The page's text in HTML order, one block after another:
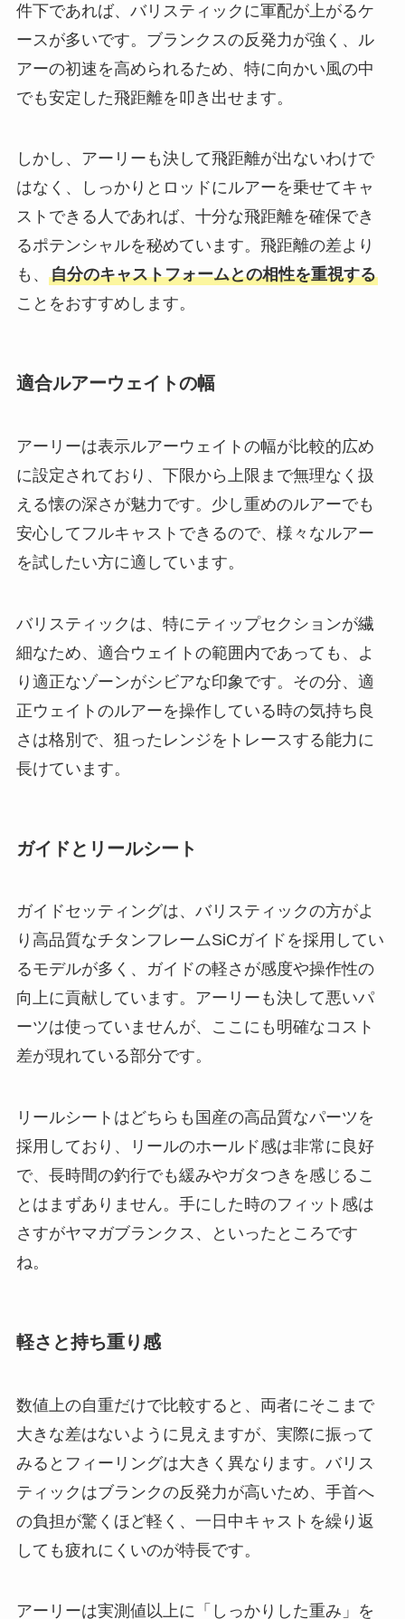
件下であれば、バリスティックに軍配が上がるケ
ースが多いです。ブランクスの反発力が強く、ル
アーの初速を高められるため、特に向かい風の中
でも安定した飛距離を叩き出せます。
しかし、アーリーも決して飛距離が出ないわけで
はなく、しっかりとロッドにルアーを乗せてキャ
ストできる人であれば、十分な飛距離を確保でき
るポテンシャルを秘めています。飛距離の差より
も、 自分のキャストフォームとの相性を重視する
ことをおすすめします。
適合ルアーウェイトの幅
アーリーは表示ルアーウェイトの幅が比較的広め
に設定されており、下限から上限まで無理なく扱
える懐の深さが魅力です。少し重めのルアーでも
安心してフルキャストできるので、様々なルアー
を試したい方に適しています。
バリスティックは、特にティップセクションが繊
細なため、適合ウェイトの範囲内であっても、よ
り適正なゾーンがシビアな印象です。その分、適
正ウェイトのルアーを操作している時の気持ち良
さは格別で、狙ったレンジをトレースする能力に
長けています。
ガイドとリールシート
ガイドセッティングは、バリスティックの方がよ
り高品質なチタンフレームSiCガイドを採用してい
るモデルが多く、ガイドの軽さが感度や操作性の
向上に貢献しています。アーリーも決して悪いパ
ーツは使っていませんが、ここにも明確なコスト
差が現れている部分です。
リールシートはどちらも国産の高品質なパーツを
採用しており、リールのホールド感は非常に良好
で、長時間の釣行でも緩みやガタつきを感じるこ
とはまずありません。手にした時のフィット感は
さすがヤマガブランクス、といったところです
ね。
軽さと持ち重り感
数値上の自重だけで比較すると、両者にそこまで
大きな差はないように見えますが、実際に振って
みるとフィーリングは大きく異なります。バリス
ティックはブランクの反発力が高いため、手首へ
の負担が驚くほど軽く、一日中キャストを繰り返
しても疲れにくいのが特長です。
アーリーは実測値以上に「しっかりした重み」を